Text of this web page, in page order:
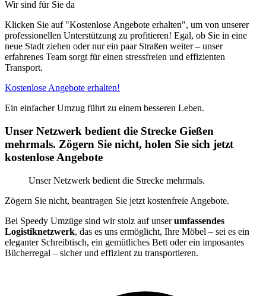
Wir sind für Sie da
Klicken Sie auf "Kostenlose Angebote erhalten", um von unserer
professionellen Unterstützung zu profitieren! Egal, ob Sie in eine
neue Stadt ziehen oder nur ein paar Straßen weiter – unser
erfahrenes Team sorgt für einen stressfreien und effizienten
Transport.
Kostenlose Angebote erhalten!
Ein einfacher Umzug führt zu einem besseren Leben.
Unser Netzwerk bedient die Strecke Gießen
mehrmals. Zögern Sie nicht, holen Sie sich jetzt
kostenlose Angebote
Unser Netzwerk bedient die Strecke mehrmals.
Zögern Sie nicht, beantragen Sie jetzt kostenfreie Angebote.
Bei Speedy Umzüge sind wir stolz auf unserumfassendes
Logistiknetzwerk, das es uns ermöglicht, Ihre Möbel – sei es ein
eleganter Schreibtisch, ein gemütliches Bett oder ein imposantes
Bücherregal – sicher und effizient zu transportieren.